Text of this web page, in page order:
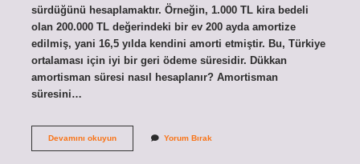
sürdüğünü hesaplamaktır. Örneğin, 1.000 TL kira bedeli
olan 200.000 TL değerindeki bir ev 200 ayda amortize
edilmiş, yani 16,5 yılda kendini amorti etmiştir. Bu, Türkiye
ortalaması için iyi bir geri ödeme süresidir. Dükkan
amortisman süresi nasıl hesaplanır? Amortisman
süresini…
Devamını okuyunBir
Yorum Bırak